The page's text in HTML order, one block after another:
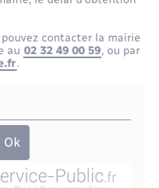
de l’espace
contacter la mairie
au 02 32 49 00 59, ou par
.